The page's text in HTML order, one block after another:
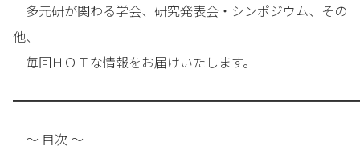
多元研が関わる学会、研究発表会・シンポジウム、その
他、
毎回ＨＯＴな情報をお届けいたします。
～ 目次 ～